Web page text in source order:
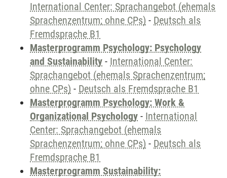
International Center: Sprachangebot (ehemals
Sprachenzentrum; ohne CPs) - Deutsch als
Fremdsprache B1
Masterprogramm Psychology: Psychology
and Sustainability - International Center:
Sprachangebot (ehemals Sprachenzentrum;
ohne CPs) - Deutsch als Fremdsprache B1
Masterprogramm Psychology: Work &
Organizational Psychology - International
Center: Sprachangebot (ehemals
Sprachenzentrum; ohne CPs) - Deutsch als
Fremdsprache B1
Masterprogramm Sustainability: